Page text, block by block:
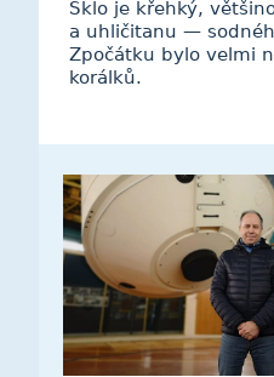
Sklo je křehký,
a uhličitanu —
Zpočátku bylo velmi
korálků.